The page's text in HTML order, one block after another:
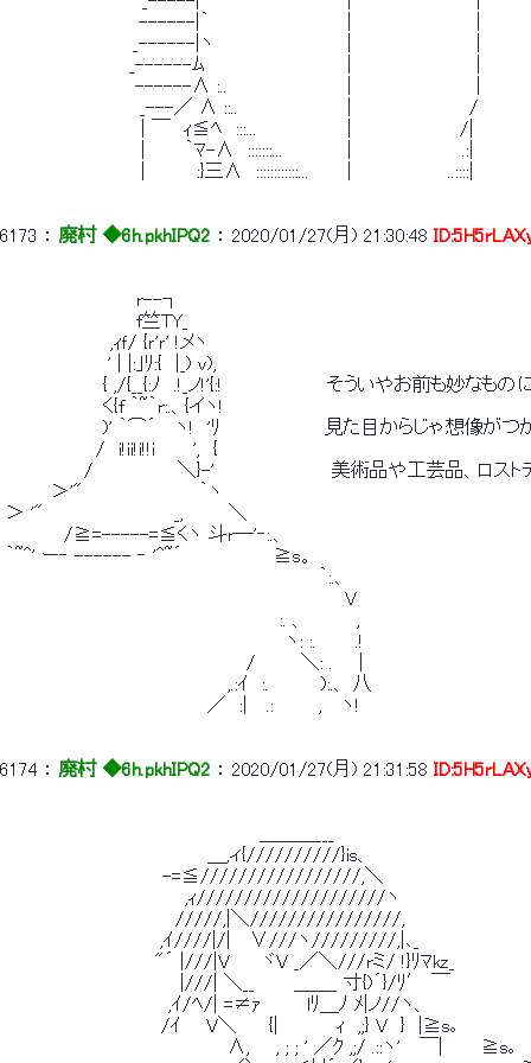
------|｀　　　　　　　　　　｜　　　　　　　　 ｜
_------|ヽ　 　 　 　 　 　 　 |　　　　　　　　　｜
_------ﾑ　　　　　　　　　 　 |　　　　　　　　　｜
------∧ :.. 　 　 　 　 　 　 |　　　　　　　　　｜
_---／ ∧ ::..　　　　　 　 　 |　　　　　　　　　/
| ￣　ｨ≦ﾍ　:::...　　　　　 　 |　　 　 　 　 　 /|
|　　　｀ﾏ-∧　:::::::...　　　 　 |　　　　　　　　 .:|
|　　 　 :}三∧　::::::::::::...　 　 |　　　　 　 　 ..::::|
6173 ： 廃村 ◆6h.pkhIPQ2 ： 2020/01/27(月) 21:30:48
r--┐
f竺TY_
,ｨｆ/ {ｒ'ｒ' !メヽ
' | |:｣ﾘ:{　|_) ｖ),
{ ,/{__{:ﾉ　.!_ノ!'{:!　　　　　　　　そういやお前も妙なもの
く{f ｀~｀r:.、{イヽ!
)' ｀⌒´　 ヽ!　'ﾘ　　　　　　　　見た目からじゃ想像がつ
/　i!ii!i!!i　 　 ',　{
/　　　　　　 ＼}-'　　　　　　　　　美術品や工芸品、ロスト
＞'"　　　　　　　 　 ｀ヽ
＞ '"　　　　　　　　　　_,　　　 ＼
/≧=-----=≦くヽ 斗r―'‐:.、
｀~^' ー‐ ------ ‐ '^~´　　　　　　　≧s。
｀:.、
V
:. 、　　 　 ,
ヽ: :.　　　.!
/　　　 ＼: .　　|
,.:ｲ　:.　　　　):.、 八
／　:|　 .:　　　 ,　 ヽ!
6174 ： 廃村 ◆6h.pkhIPQ2 ： 2020/01/27(月) 21:31:58
＿,ィ{//////////}is、
-=≦/////////////////,＼
,ｨ////////////////////ヽ
/////,|＼////////////////,
,ｲ////|/|　 ∨///ヽ/////////,|､_　　　　　　　　　　俺が
"´ |///|V　　 ヾV _／＼///rミ/ !}ﾘﾏkz_
|///| ＼__　　　＿＿_ 寸{)´}/ﾘ′ ￣　　　　　　　　
,ｲ/ﾍ/| =≠ｧ　　　 lﾘ＿ﾉ ﾒ|ノ//ヽ、
/ｲ 　 V＼　　 {|　　　　 ｨ　,;} V　}　|≧s｡　　　　　　　
∧,　　, ; ; ' ／ｸ ,;/ .::ヽ'　 ￣|　 　 ≧s｡